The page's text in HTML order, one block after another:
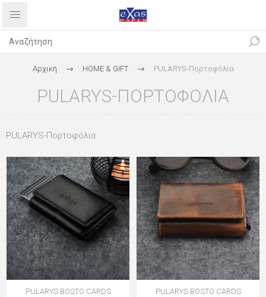
Αρχική HOME & GIFT PULARYS-Πορτοφόλια
PULARYS-ΠΟΡΤΟΦΌΛΙΑ
PULARYS-Πορτοφόλια
PULARYS BOSTO CARDS
PULARYS BOSTO CARDS